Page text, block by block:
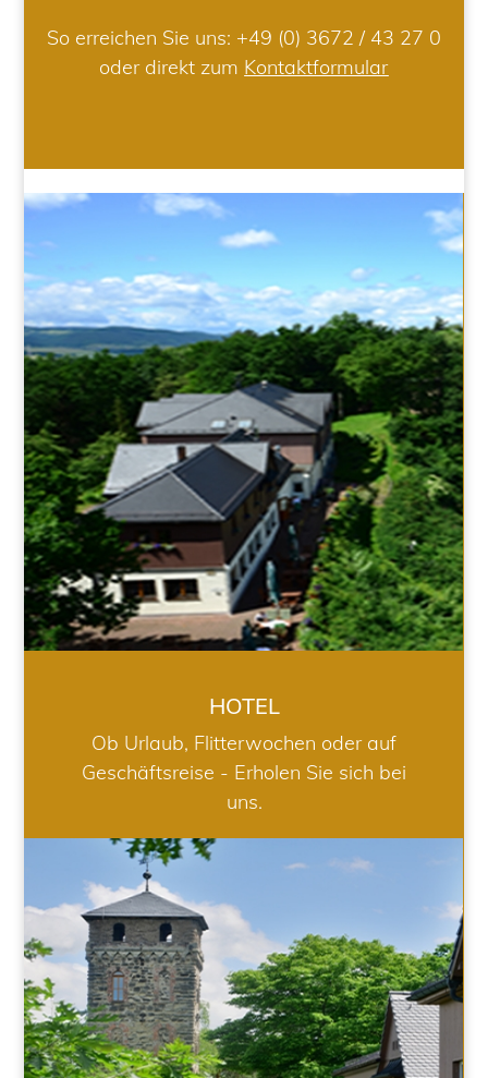
So erreichen Sie uns: +49 (0) 3672 / 43 27 0
oder direkt zum Kontaktformular
HOTEL
HOTEL
Ob Urlaub, Flitterwochen oder auf
Geschäftsreise - Erholen Sie sich bei
uns.
RESTAURANT